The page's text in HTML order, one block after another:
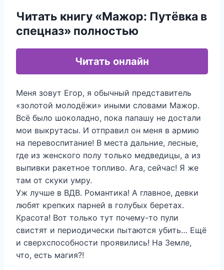
Читать книгу «Мажор: Путёвка в
спецназ» полностью
Читать онлайн
Меня зовут Егор, я обычный представитель
«золотой молодёжи» иными словами Мажор.
Всё было шоколадно, пока папашу не достали
мои выкрутасы. И отправил он меня в армию
на перевоспитание! В места дальние, лесные,
где из женского полу только медведицы, а из
выпивки ракетное топливо. Ага, сейчас! Я же
там от скуки умру.
Уж лучше в ВДВ. Романтика! А главное, девки
любят крепких парней в голубых беретах.
Красота! Вот только тут почему-то пули
свистят и периодически пытаются убить… Ещё
и сверхспособности проявились! На Земле,
что, есть магия?!